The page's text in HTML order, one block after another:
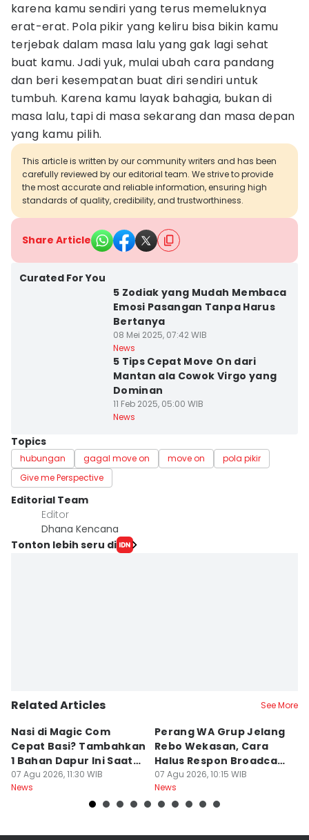
karena kamu sendiri yang terus memeluknya
erat-erat. Pola pikir yang keliru bisa bikin kamu
terjebak dalam masa lalu yang gak lagi sehat
buat kamu. Jadi yuk, mulai ubah cara pandang
dan beri kesempatan buat diri sendiri untuk
tumbuh. Karena kamu layak bahagia, bukan di
masa lalu, tapi di masa sekarang dan masa depan
yang kamu pilih.
This article is written by our community writers and has been
carefully reviewed by our editorial team. We strive to provide
the most accurate and reliable information, ensuring high
standards of quality, credibility, and trustworthiness.
Share Article
Curated For You
5 Zodiak yang Mudah Membaca
Emosi Pasangan Tanpa Harus
Bertanya
08 Mei 2025, 07:42 WIB
News
5 Tips Cepat Move On dari
Mantan ala Cowok Virgo yang
Dominan
11 Feb 2025, 05:00 WIB
News
Topics
hubungan gagal move on move on
pola pikir
Give me Perspective
Editorial Team
Editor
Dhana Kencana
Tonton lebih seru di
Related Articles See More
Nasi di Magic Com
Cepat Basi? Tambahkan
1 Bahan Dapur Ini Saat
Menanak, Awet 2 Hari
07 Agu 2026, 11:30 WIB
News
Perang WA Grup Jelang
Rebo Wekasan, Cara
Halus Respon Broadcast
Parno
07 Agu 2026, 10:15 WIB
News